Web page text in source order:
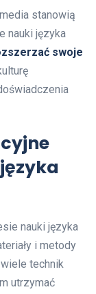
stanowią
nauki języka
swoje
nauki języka
i metody
technik
utrzymać